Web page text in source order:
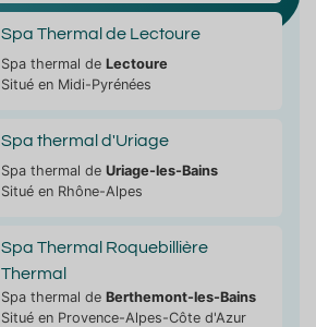
Spa Thermal de Lectoure
Spa thermal de Lectoure
Situé en Midi-Pyrénées
Spa thermal d'Uriage
Spa thermal de Uriage-les-Bains
Situé en Rhône-Alpes
Spa Thermal Roquebillière
Thermal
Spa thermal de Berthemont-les-Bains
Situé en Provence-Alpes-Côte d'Azur